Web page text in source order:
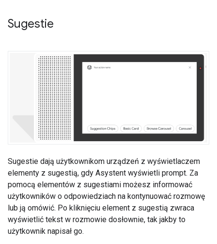
Sugestie
Sugestie dają użytkownikom urządzeń z wyświetlaczem
elementy z sugestią, gdy Asystent wyświetli prompt. Za
pomocą elementów z sugestiami możesz informować
użytkowników o odpowiedziach na kontynuować rozmowę
lub ją omówić. Po kliknięciu element z sugestią zwraca
wyświetlić tekst w rozmowie dosłownie, tak jakby to
użytkownik napisał go.